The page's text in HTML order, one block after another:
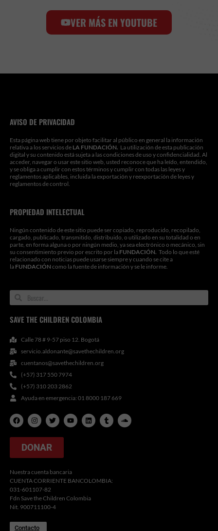
VER MÁS EN YOUTUBE
AVISO DE PRIVACIDAD
Esta página web tiene por objeto facilitar al público en general la información
relativa a los servicios de LA FUNDACIÓN. La utilización de esta publicación
digital y su contenido está sujeta a las condiciones de uso y confidencialidad. Al
acceder, navegar o usar este sitio web, usted reconoce que ha leído, entendido,
y se obliga a cumplir con estos términos y cumplir con todas las leyes y
reglamentos aplicables, incluida la exportación y reexportación de leyes y
reglamentos de control.
PROPIEDAD INTELECTUAL
Ningún contenido de este sitio puede ser copiado, reproducido, recopilado,
cargado, publicado, transmitido, distribuido, o utilizado en su totalidad o en
parte, en forma alguna o por ningún medio, ya sea electrónico o mecánico, sin
su consentimiento previo por escrito por la FUNDACIÓN. Todo lo que esté
relacionado con noticias puede usarse siempre y cuando se cite a
la FUNDACIÓN como la fuente de información y se le informe.
SearchSearch
SAVE THE CHILDREN COLOMBIA
Calle 78 # 9-57 piso 12. Bogotá
servicio.aldonante@savethechildren.org
cuentanos@savethechildren.org
(+57) 317 550 7974
(+57) 310 203 2862
Ayuda en emergencia: 01 8000 187 669
F
a
c
e
o
I
n
s
t
a
g
r
m
T
w
i
t
e
r
Y
o
u
L
i
n
T
u
m
S
o
u
DONAR
Nuestra cuenta bancaria
CUENTA CORRIENTE BANCOLOMBIA:
031-601107-82
Fdn Save the Children Colombia
Nit. 900711100-4
Contacto